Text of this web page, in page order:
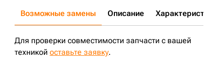
Возможные замены Описание Характеристики
Для проверки совместимости запчасти с вашей
техникой оставьте заявку.